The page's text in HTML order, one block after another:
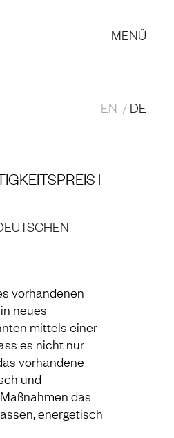
MENÜ
EN DE
|
vorhandenen
neues
mittels einer
es nicht nur
vorhandene
und
das
energetisch